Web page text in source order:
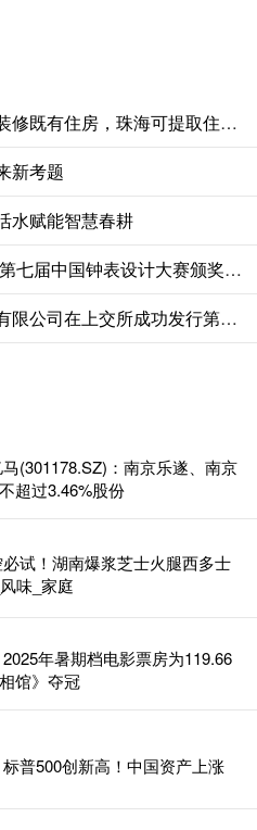
无忧配资 多地发文鼓励居民装修既有住房，珠海可提取住房公积金等用以支持家庭整装
新考题
水赋能智慧春耕
吉越配资 创新无界 设计有声第七届中国钟表设计大赛颁奖典礼圆满落幕
创牛配资 广西现代物流集团有限公司在上交所成功发行第二期高成长产业债
(301178.SZ)：南京乐遂、南京
超过3.46%股份
试！湖南爆浆芝士火腿西多士
味_家庭
年暑期档电影票房为119.66
馆》夺冠
普500创新高！中国资产上涨